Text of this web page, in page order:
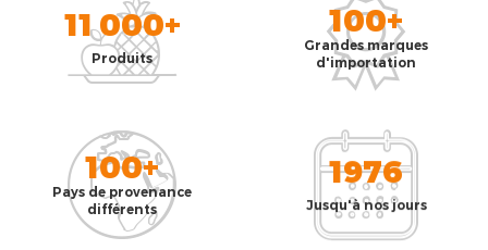
11 000+
Produits
100+
Grandes marques
d'importation
100+
Pays de provenance
différents
1976
Jusqu'à nos jours